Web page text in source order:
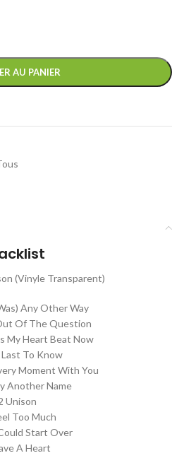
AU PANIER
(Vinyle Transparent)
Any Other Way
Of The Question
My Heart Beat Now
To Know
Moment With You
Another Name
Unison
Too Much
Start Over
A Heart